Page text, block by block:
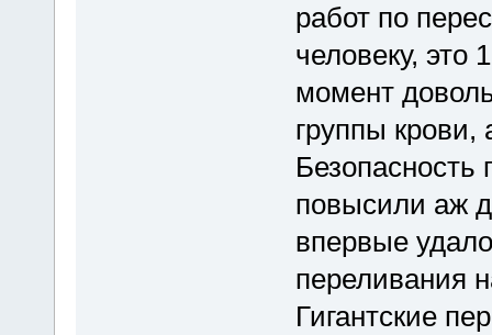
работ по
человеку, это
момент
группы крови,
Безопасность
повысили аж
впервые
переливания
Гигантские